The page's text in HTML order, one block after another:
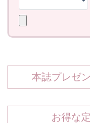
本誌プレゼ
お得な